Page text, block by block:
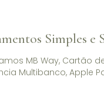
Simples e
MB Way, Cartão
Multibanco, Apple